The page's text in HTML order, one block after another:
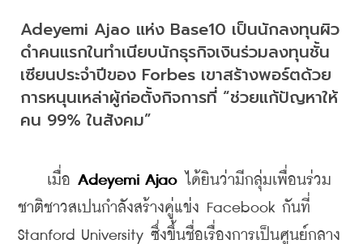
Adeyemi Ajao แห่ง Base10 เป็นนักลงทุนผิว
ดำคนแรกในทำเนียบนักธุรกิจเงินร่วมลงทุนชั้น
เซียนประจำปีของ Forbes เขาสร้างพอร์ตด้วย
การหนุนเหล่าผู้ก่อตั้งกิจการที่ “ช่วยแก้ปัญหาให้
คน 99% ในสังคม”
เมื่อ Adeyemi Ajao ได้ยินว่ามีกลุ่มเพื่อนร่วม
ชาติชาวสเปนกำลังสร้างคู่แข่ง Facebook กันที่
Stanford University ซึ่งขึ้นชื่อเรื่องการเป็นศูนย์กลาง